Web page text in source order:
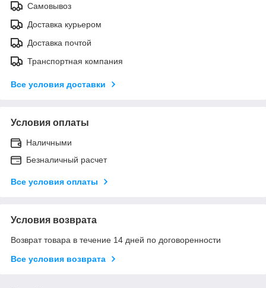
Самовывоз
Доставка курьером
Доставка почтой
Транспортная компания
Все условия доставки
Условия оплаты
Наличными
Безналичный расчет
Все условия оплаты
Условия возврата
Возврат товара в течение 14 дней по договоренности
Все условия возврата